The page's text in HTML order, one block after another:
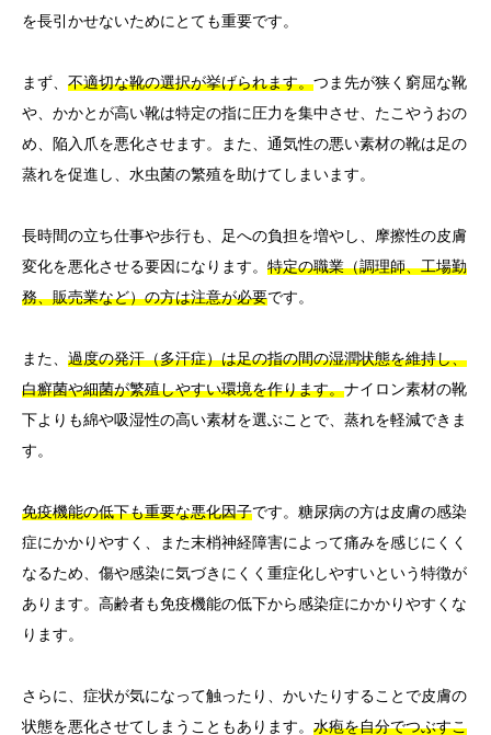
を長引かせないためにとても重要です。
まず、 不適切な靴の選択が挙げられます。つま先が狭く窮屈な靴
や、かかとが高い靴は特定の指に圧力を集中させ、たこやうおの
め、陥入爪を悪化させます。また、通気性の悪い素材の靴は足の
蒸れを促進し、水虫菌の繁殖を助けてしまいます。
長時間の立ち仕事や歩行も、足への負担を増やし、摩擦性の皮膚
変化を悪化させる要因になります。 特定の職業（調理師、工場勤
務、販売業など）の方は注意が必要です。
また、 過度の発汗（多汗症）は足の指の間の湿潤状態を維持し、
白癬菌や細菌が繁殖しやすい環境を作ります。ナイロン素材の靴
下よりも綿や吸湿性の高い素材を選ぶことで、蒸れを軽減できま
す。
免疫機能の低下も重要な悪化因子です。糖尿病の方は皮膚の感染
症にかかりやすく、また末梢神経障害によって痛みを感じにくく
なるため、傷や感染に気づきにくく重症化しやすいという特徴が
あります。高齢者も免疫機能の低下から感染症にかかりやすくな
ります。
さらに、症状が気になって触ったり、かいたりすることで皮膚の
状態を悪化させてしまうこともあります。 水疱を自分でつぶすこ